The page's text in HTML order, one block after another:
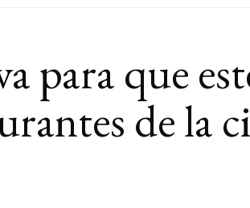
para que
de la